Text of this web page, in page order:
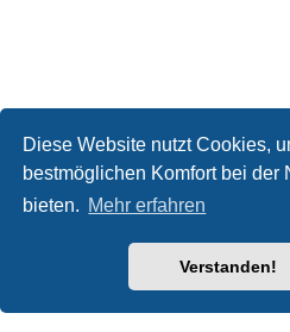
Diese Website nutzt Cookies,
bestmöglichen Komfort bei der
bieten. Mehr erfahren
Verstanden!